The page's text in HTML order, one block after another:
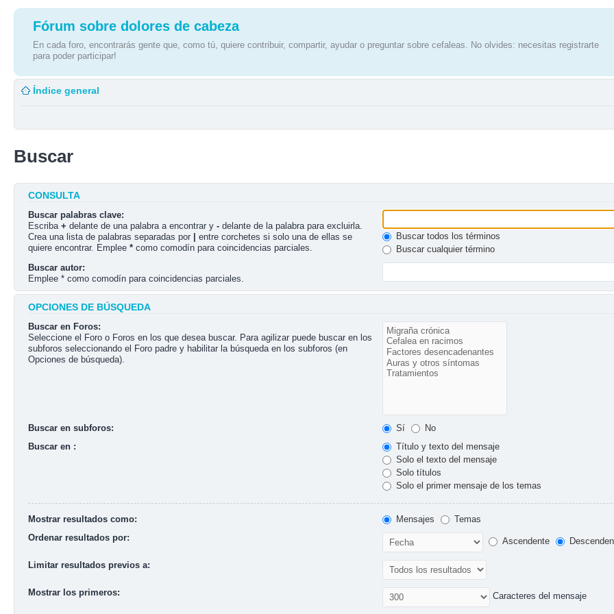
Fórum sobre dolores de cabeza
En cada foro, encontrarás gente que, como tú, quiere contribuir, compartir, ayudar o preguntar sobre cefaleas. No olvides: necesitas registrarte
para poder participar!
Índice general
Buscar
CONSULTA
Buscar palabras clave:
Escriba + delante de una palabra a encontrar y - delante de la palabra para excluirla.
Crea una lista de palabras separadas por
entre corchetes si solo una de ellas se
quiere encontrar. Emplee * como comodín para coincidencias parciales.
Buscar todos los términos
Buscar cualquier término
Buscar autor:
Emplee * como comodín para coincidencias parciales.
OPCIONES DE BÚSQUEDA
Buscar en Foros:
Seleccione el Foro o Foros en los que desea buscar. Para agilizar puede buscar en los
subforos seleccionando el Foro padre y habilitar la búsqueda en los subforos (en
Opciones de búsqueda).
Buscar en subforos: Sí
No
Buscar en :
Título y texto del mensaje
Solo el texto del mensaje
Solo títulos
Solo el primer mensaje de los temas
Mostrar resultados como: Mensajes
Temas
Ordenar resultados por:
Ascendente
Limitar resultados previos a:
Mostrar los primeros: Caracteres del mensaje